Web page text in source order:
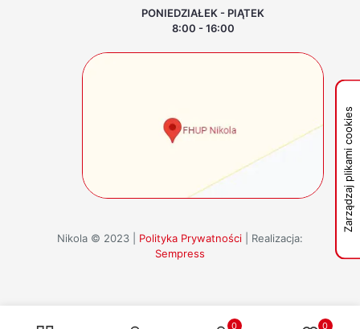
PONIEDZIAŁEK - PIĄTEK
8:00 - 16:00
Nikola © 2023 | Polityka Prywatności | Realizacja:
Sempress
0 0
Zarządzaj plikami cookies